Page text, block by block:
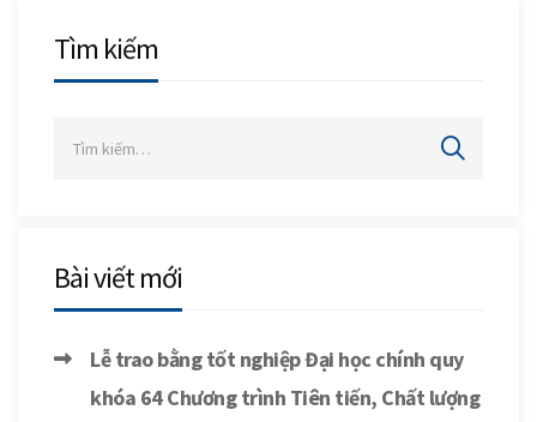
Tìm kiếm
Bài viết mới
Lễ trao bằng tốt nghiệp Đại học chính quy
khóa 64 Chương trình Tiên tiến, Chất lượng